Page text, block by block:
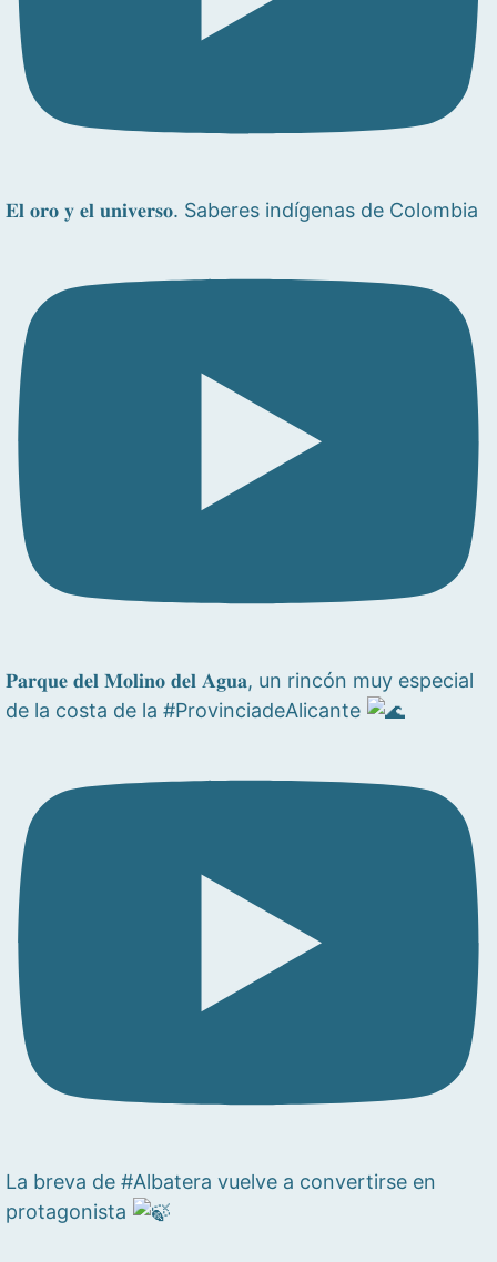
𝐄𝐥 𝐨𝐫𝐨 𝐲 𝐞𝐥 𝐮𝐧𝐢𝐯𝐞𝐫𝐬𝐨. Saberes indígenas de Colombia
𝐏𝐚𝐫𝐪𝐮𝐞 𝐝𝐞𝐥 𝐌𝐨𝐥𝐢𝐧𝐨 𝐝𝐞𝐥 𝐀𝐠𝐮𝐚, un rincón muy especial
de la costa de la #ProvinciadeAlicante
La breva de #Albatera vuelve a convertirse en
protagonista